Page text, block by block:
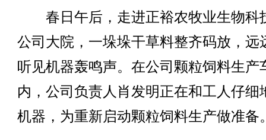
春日午后，走进正裕农牧业生物科
公司大院，一垛垛干草料整齐码放，远
听见机器轰鸣声。在公司颗粒饲料生产
内，公司负责人肖发明正在和工人仔细
机器，为重新启动颗粒饲料生产做准备